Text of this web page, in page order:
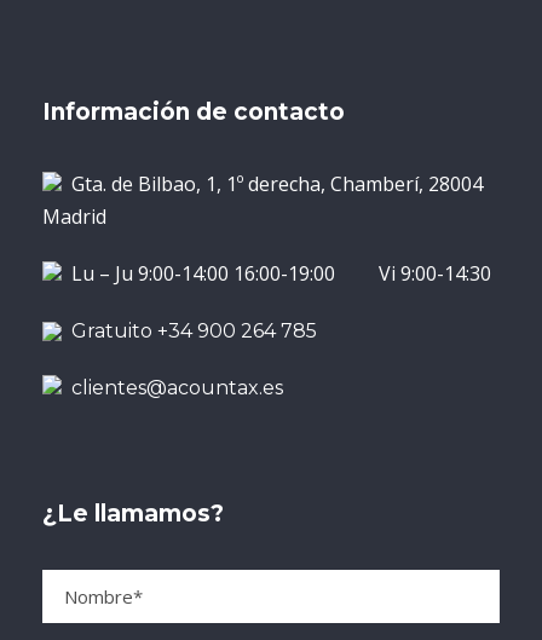
Información de contacto
Gta. de Bilbao, 1, 1º derecha, Chamberí, 28004
Madrid
Lu – Ju 9:00-14:00 16:00-19:00 Vi 9:00-14:30
Gratuito +34 900 264 785
clientes@acountax.es
¿Le llamamos?